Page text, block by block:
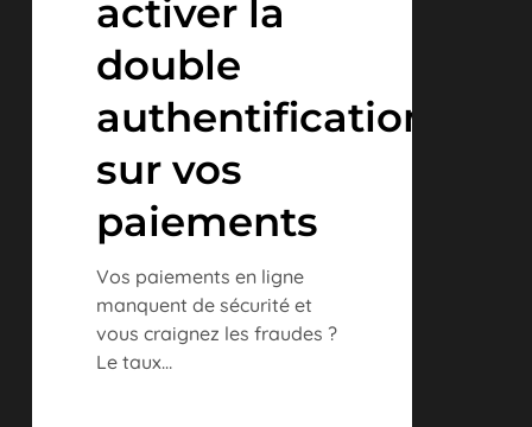
activer la
double
authentification
sur vos
paiements
Vos paiements en ligne
manquent de sécurité et
vous craignez les fraudes ?
Le taux…